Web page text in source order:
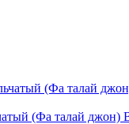
(Фа талай джон)